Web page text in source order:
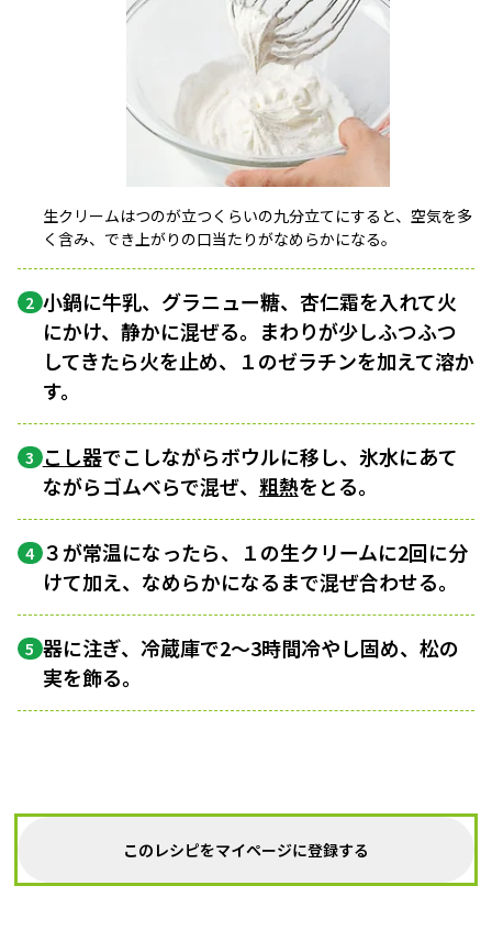
生クリームはつのが立つくらいの九分立てにすると、空気を多
く含み、でき上がりの口当たりがなめらかになる。
2 小鍋に牛乳、グラニュー糖、杏仁霜を入れて火
にかけ、静かに混ぜる。まわりが少しふつふつ
してきたら火を止め、１のゼラチンを加えて溶か
す。
3 こし器でこしながらボウルに移し、氷水にあて
ながらゴムべらで混ぜ、 粗熱をとる。
4 ３が常温になったら、１の生クリームに2回に分
けて加え、なめらかになるまで混ぜ合わせる。
5 器に注ぎ、冷蔵庫で2～3時間冷やし固め、松の
実を飾る。
このレシピをマイページに登録する